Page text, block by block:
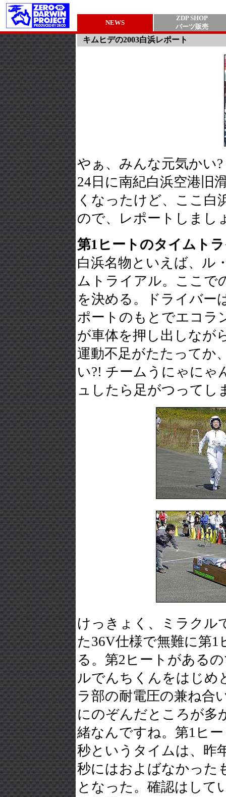
NEWS
ZDP SHOP
パーツ販売
キムヒデの2003白浜レポート
やぁ、みんな元気かい
24日に南紀白浜空港旧
くなったけど、ここ白
ので、レポートしまし
第1ヒートのタイムト
白浜名物といえば、ル
ムトライアル。ここで
を決める。ドライバー
ポートのもとでエコラ
が車体を押し出しなが
運動不足がたたってか
い?! チームうにゃにゃ
ュしたら足がつってし
けっきょく、ミラクル
た36V仕様で無難に第1
る。第2ヒートがある
ルでんちくんをはじめ
ラ部の耐電圧の兼ね合
にのぞんだところが多
緒なんですね。第1ヒ
秒というタイムは、昨
秒にはおよばなかった
となった。確認はして